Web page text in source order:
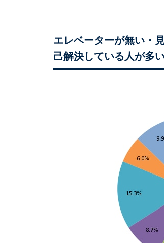
エレベーターが無い・
己解決している人が多